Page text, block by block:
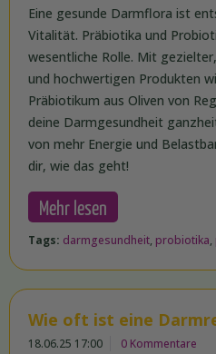
Eine gesunde Darmflora ist
Vitalität. Präbiotika und
wesentliche Rolle. Mit
und hochwertigen Produkten
Präbiotikum aus Oliven von
deine Darmgesundheit
von mehr Energie und
dir, wie das geht!
Mehr lesen
Tags: darmgesundheit, probiotika,
Wie oft ist eine
18.06.25 17:00 0 Kommentare